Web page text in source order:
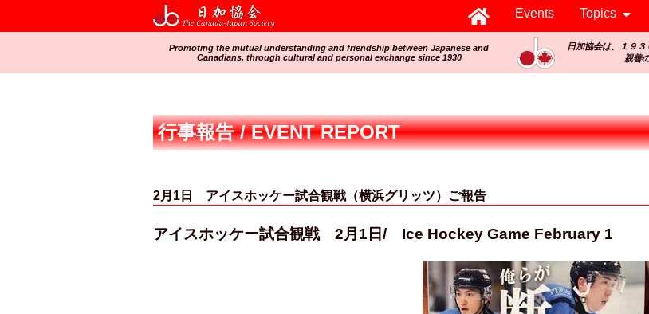
Events Topics
Promoting the mutual understanding and friendship between Japanese and
Canadians, through cultural and personal exchange since 1930
日加協会は、１９
親善
行事報告 / EVENT REPORT
2月1日 アイスホッケー試合観戦（横浜グリッツ）ご報告
アイスホッケー試合観戦 2月1日/ Ice Hockey Game February 1